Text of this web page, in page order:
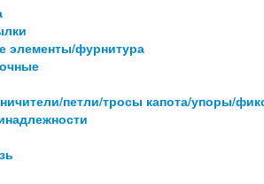
элементы/фурнитура
петли/тросы капота/упоры/